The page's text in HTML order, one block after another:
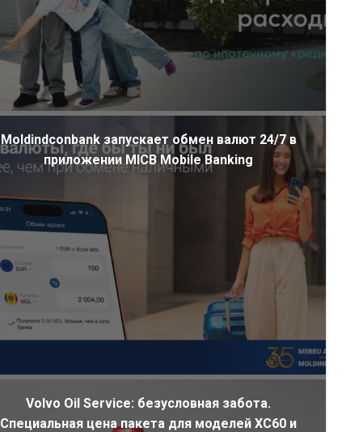
Moldindconbank запускает обмен валют 24/7 в
приложении MICB Mobile Banking
Volvo Oil Service: безусловная забота.
Специальная цена пакета для моделей XC60 и